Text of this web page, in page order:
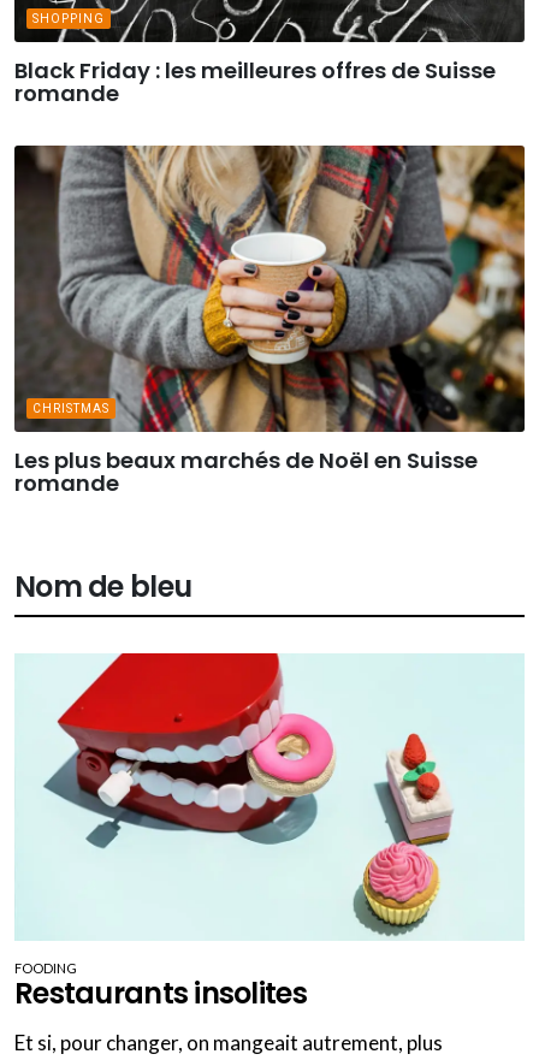
SHOPPING
Black Friday : les meilleures offres de Suisse
romande
CHRISTMAS
Les plus beaux marchés de Noël en Suisse
romande
Nom de bleu
FOODING
Restaurants insolites
Et si, pour changer, on mangeait autrement, plus